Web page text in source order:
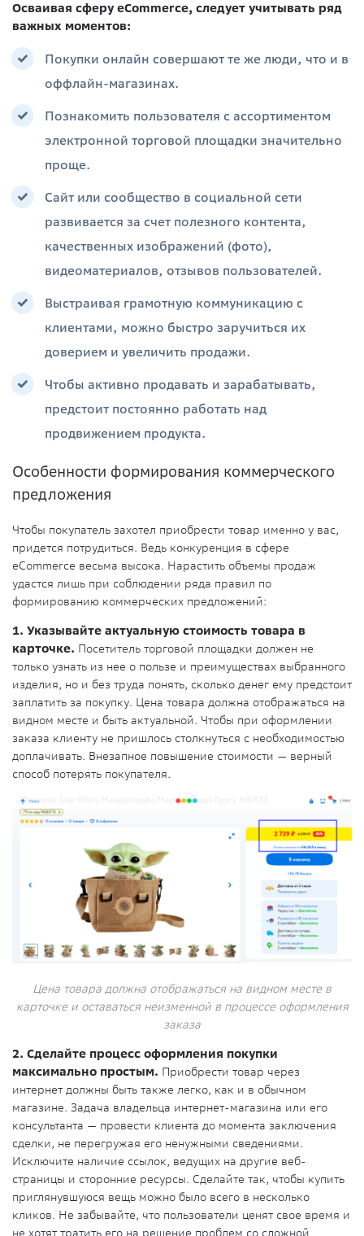
Осваивая сферу eCommerce, следует учитывать ряд
важных моментов:
Покупки онлайн совершают те же люди, что и в
оффлайн-магазинах.
Познакомить пользователя с ассортиментом
электронной торговой площадки значительно
проще.
Сайт или сообщество в социальной сети
развивается за счет полезного контента,
качественных изображений (фото),
видеоматериалов, отзывов пользователей.
Выстраивая грамотную коммуникацию с
клиентами, можно быстро заручиться их
доверием и увеличить продажи.
Чтобы активно продавать и зарабатывать,
предстоит постоянно работать над
продвижением продукта.
Особенности формирования коммерческого
предложения
Чтобы покупатель захотел приобрести товар именно у вас,
придется потрудиться. Ведь конкуренция в сфере
eCommerce весьма высока. Нарастить объемы продаж
удастся лишь при соблюдении ряда правил по
формированию коммерческих предложений:
1. Указывайте актуальную стоимость товара в
карточке. Посетитель торговой площадки должен не
только узнать из нее о пользе и преимуществах выбранного
изделия, но и без труда понять, сколько денег ему предстоит
заплатить за покупку. Цена товара должна отображаться на
видном месте и быть актуальной. Чтобы при оформлении
заказа клиенту не пришлось столкнуться с необходимостью
доплачивать. Внезапное повышение стоимости — верный
способ потерять покупателя.
Цена товара должна отображаться на видном месте в
карточке и оставаться неизменной в процессе оформления
заказа
2. Сделайте процесс оформления покупки
максимально простым. Приобрести товар через
интернет должны быть также легко, как и в обычном
магазине. Задача владельца интернет-магазина или его
консультанта — провести клиента до момента заключения
сделки, не перегружая его ненужными сведениями.
Исключите наличие ссылок, ведущих на другие веб-
страницы и сторонние ресурсы. Сделайте так, чтобы купить
приглянувшуюся вещь можно было всего в несколько
кликов. Не забывайте, что пользователи ценят свое время и
не хотят тратить его на решение проблем со сложной